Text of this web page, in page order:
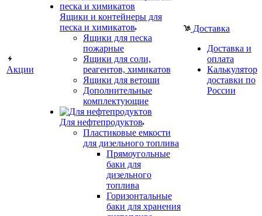
Акции
Ящики и контейнеры для
песка и химикатов
Ящики для песка
пожарные
Ящики для соли,
реагентов, химикатов
Ящики для ветоши
Дополнительные
комплектующие
Для нефтепродуктов
Пластиковые емкости
для дизельного топлива
Прямоугольные
баки для
дизельного
топлива
Горизонтальные
баки для хранения
Доставка
Доставка и
оплата
Калькулятор
доставки по
России